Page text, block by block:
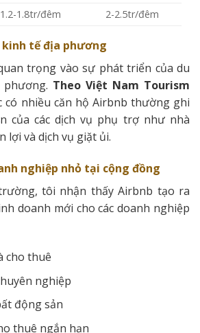
1.2-1.8tr/đêm 2-2.5tr/đêm
kinh tế địa phương
trọng vào sự phát triển của du
Theo Việt Nam Tourism
có nhiều căn hộ Airbnb thường ghi
của các dịch vụ phụ trợ như nhà
lợi và dịch vụ giặt ủi.
nghiệp nhỏ tại cộng đồng
tôi nhận thấy Airbnb tạo ra
doanh mới cho các doanh nghiệp
cho thuê
nghiệp
động sản
thuê ngắn hạn